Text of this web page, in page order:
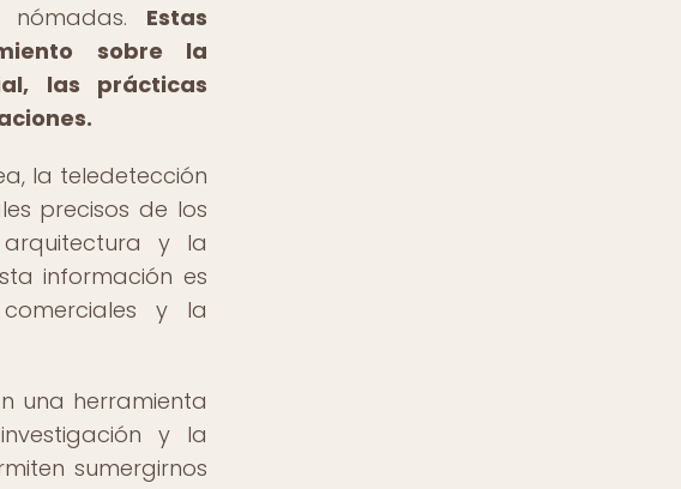
Estas
sobre la
las prácticas
la teledetección
precisos de los
y la
información es
y la
una herramienta
y la
sumergirnos